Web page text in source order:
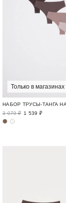
Только в магазинах
3 079 ₽ 1 539 ₽